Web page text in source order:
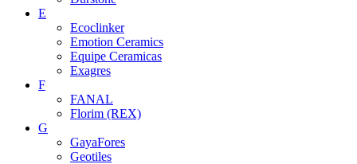
E
Ecoclinker
Emotion Ceramics
Equipe Ceramicas
Exagres
F
FANAL
Florim (REX)
G
GayaFores
Geotiles